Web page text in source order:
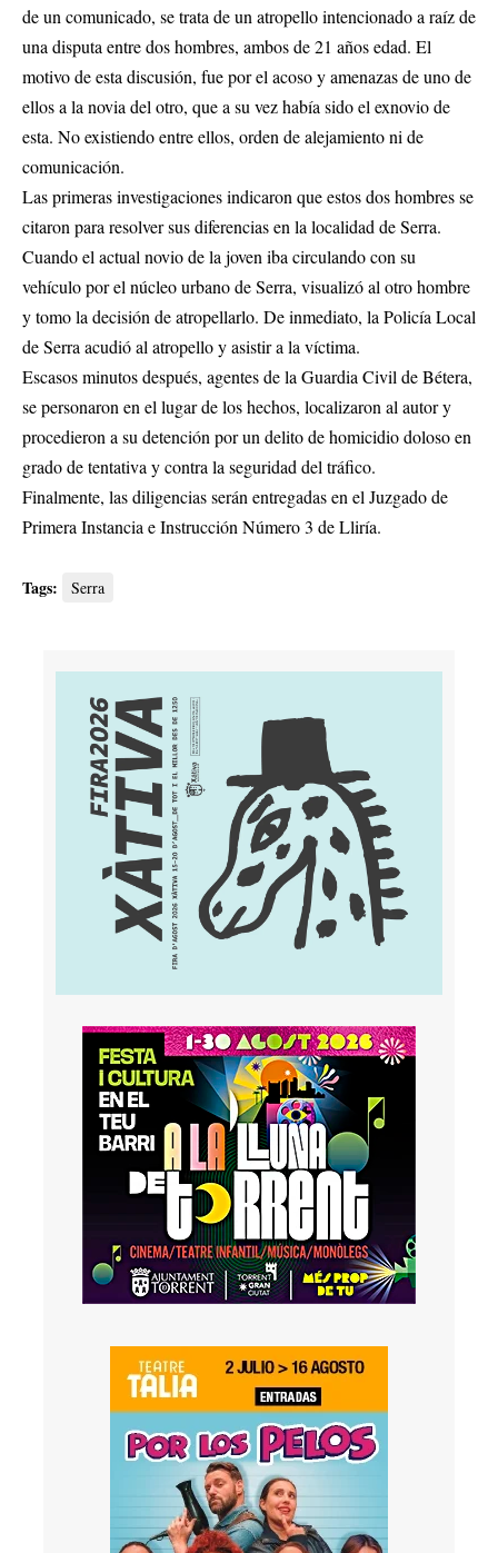
de un comunicado, se trata de un atropello intencionado a raíz de
una disputa entre dos hombres, ambos de 21 años edad. El
motivo de esta discusión, fue por el acoso y amenazas de uno de
ellos a la novia del otro, que a su vez había sido el exnovio de
esta. No existiendo entre ellos, orden de alejamiento ni de
comunicación.
Las primeras investigaciones indicaron que estos dos hombres se
citaron para resolver sus diferencias en la localidad de Serra.
Cuando el actual novio de la joven iba circulando con su
vehículo por el núcleo urbano de Serra, visualizó al otro hombre
y tomo la decisión de atropellarlo. De inmediato, la Policía Local
de Serra acudió al atropello y asistir a la víctima.
Escasos minutos después, agentes de la Guardia Civil de Bétera,
se personaron en el lugar de los hechos, localizaron al autor y
procedieron a su detención por un delito de homicidio doloso en
grado de tentativa y contra la seguridad del tráfico.
Finalmente, las diligencias serán entregadas en el Juzgado de
Primera Instancia e Instrucción Número 3 de Lliría.
Tags: Serra